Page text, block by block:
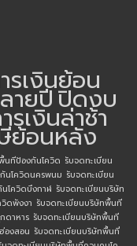
เงินย้อน
ายปีปิดงบ
เงินล่าช้า
ย้อนหลัง
นทีป้องกันโควิด รับจดทะเบียน
นโควิดนครพนม รับจดทะเบียน
โควิดบึงกาฬ รับจดทะเบียนบริษัท
ดพังงา รับจดทะเบียนบริษัทพื้นที
ดาหาร รับจดทะเบียนบริษัทพื้นที
องสอน รับจดทะเบียนบริษัทพื้นที่